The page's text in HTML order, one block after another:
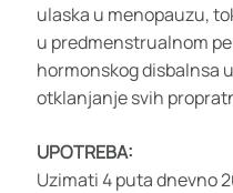
ulaska u menopauzu,
u predmenstrualnom
hormonskog disbalnsa
otklanjanje svih
UPOTREBA:
Uzimati 4 puta dnevno